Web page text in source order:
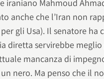
iraniano Mahmoud
anche che l’Iran non
gli Usa). Il senatore
diretta servirebbe
mancanza di
nero. Ma penso che il